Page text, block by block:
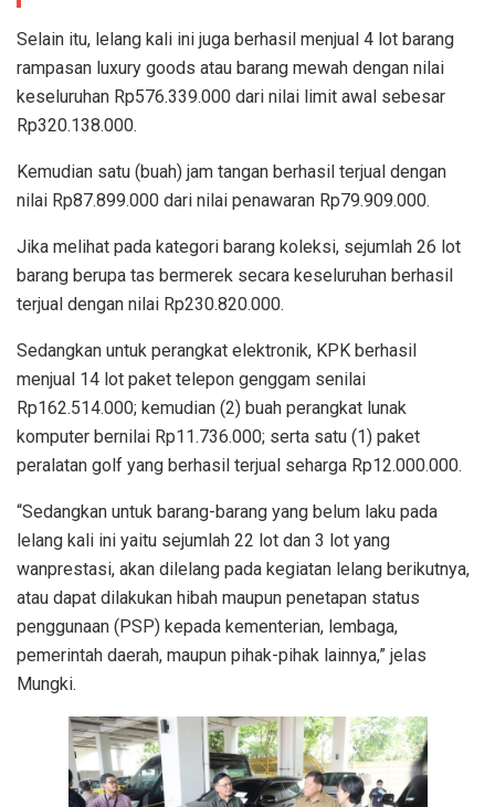
Selain itu, lelang kali ini juga berhasil menjual 4 lot barang
rampasan luxury goods atau barang mewah dengan nilai
keseluruhan Rp576.339.000 dari nilai limit awal sebesar
Rp320.138.000.
Kemudian satu (buah) jam tangan berhasil terjual dengan
nilai Rp87.899.000 dari nilai penawaran Rp79.909.000.
Jika melihat pada kategori barang koleksi, sejumlah 26 lot
barang berupa tas bermerek secara keseluruhan berhasil
terjual dengan nilai Rp230.820.000.
Sedangkan untuk perangkat elektronik, KPK berhasil
menjual 14 lot paket telepon genggam senilai
Rp162.514.000; kemudian (2) buah perangkat lunak
komputer bernilai Rp11.736.000; serta satu (1) paket
peralatan golf yang berhasil terjual seharga Rp12.000.000.
“Sedangkan untuk barang-barang yang belum laku pada
lelang kali ini yaitu sejumlah 22 lot dan 3 lot yang
wanprestasi, akan dilelang pada kegiatan lelang berikutnya,
atau dapat dilakukan hibah maupun penetapan status
penggunaan (PSP) kepada kementerian, lembaga,
pemerintah daerah, maupun pihak-pihak lainnya,” jelas
Mungki.